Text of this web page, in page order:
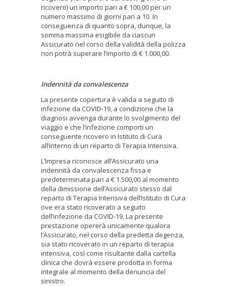
ricovero) un importo pari a € 100,00 per un
numero massimo di giorni pari a 10. In
conseguenza di quanto sopra, dunque, la
somma massima esigibile da ciascun
Assicurato nel corso della validità della polizza
non potrà superare l’importo di € 1.000,00.
Indennità da convalescenza
La presente copertura è valida a seguito di
infezione da COVID-19, a condizione che la
diagnosi avvenga durante lo svolgimento del
viaggio e che l’infezione comporti un
conseguente ricovero in Istituto di Cura
all’interno di un reparto di Terapia Intensiva.
L’Impresa riconosce all’Assicurato una
indennità da convalescenza fissa e
predeterminata pari a € 1.500,00 al momento
della dimissione dell’Assicurato stesso dal
reparto di Terapia Intensiva dell’Istituto di Cura
ove era stato ricoverato a seguito
dell’infezione da COVID-19. La presente
prestazione opererà unicamente qualora
l’Assicurato, nel corso della predetta degenza,
sia stato ricoverato in un reparto di terapia
intensiva, così come risultante dalla cartella
clinica che dovrà essere prodotta in forma
integrale al momento della denuncia del
sinistro.